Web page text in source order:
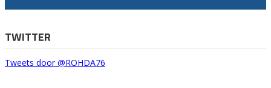
TWITTER
Tweets door @ROHDA76